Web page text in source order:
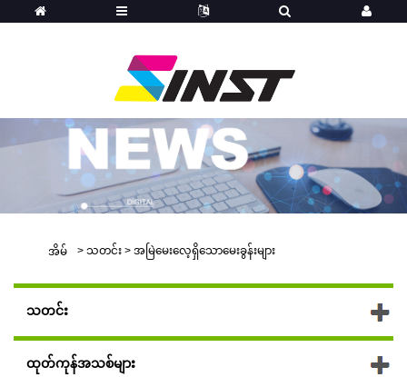
အိမ် > သတင်း > အမြဲမေးလေ့ရှိသောမေးခွန်းများ
သတင်း
ထုတ်ကုန်အသစ်များ